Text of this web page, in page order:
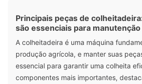
Principais peças de
são essenciais para manutenção
A colheitadeira é uma máquina
produção agrícola, e manter suas
essencial para garantir uma colheita
componentes mais importantes,